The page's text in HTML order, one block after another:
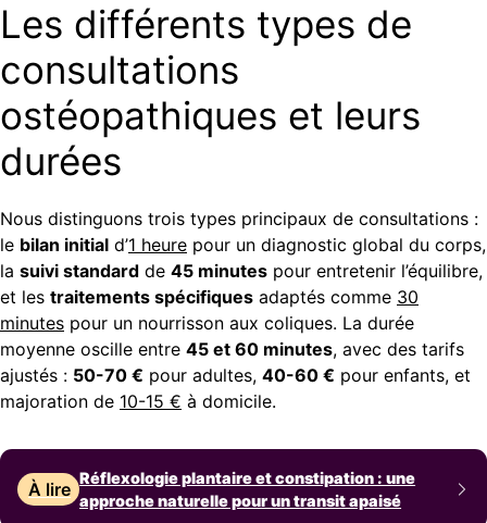
Les différents types de
consultations
ostéopathiques et leurs
durées
Nous distinguons trois types principaux de consultations :
le bilan initial d’1 heure pour un diagnostic global du corps,
la suivi standard de 45 minutes pour entretenir l’équilibre,
et les traitements spécifiques adaptés comme 30
minutes pour un nourrisson aux coliques. La durée
moyenne oscille entre 45 et 60 minutes, avec des tarifs
ajustés : 50-70 € pour adultes, 40-60 € pour enfants, et
majoration de 10-15 € à domicile.
À lire
Réflexologie plantaire et constipation : une
approche naturelle pour un transit apaisé